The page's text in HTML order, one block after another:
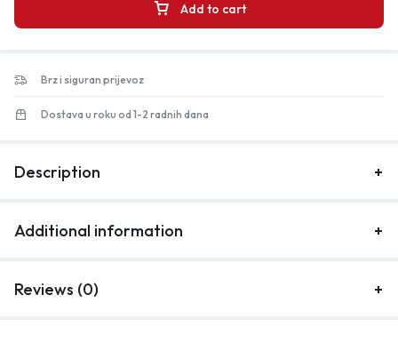
Add to cart
Brz i siguran prijevoz
Dostava u roku od 1-2 radnih dana
Description
Additional information
Reviews (0)